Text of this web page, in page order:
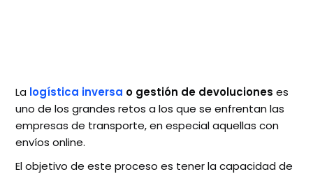
La logística inversa o gestión de devoluciones es
uno de los grandes retos a los que se enfrentan las
empresas de transporte, en especial aquellas con
envíos online.
El objetivo de este proceso es tener la capacidad de